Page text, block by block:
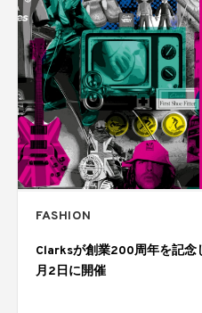
FASHION
Clarksが創業200周年を記念
月2日に開催